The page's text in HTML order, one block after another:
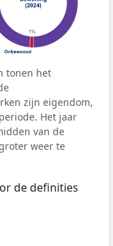
tonen het
zijn eigendom,
Het jaar
van de
weer te
de definities